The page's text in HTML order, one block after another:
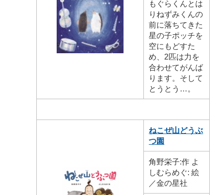
もぐらくんとは
りねずみくんの
前に落ちてきた
星の子ポッチを
空にもどすた
め、2匹は力を
合わせてがんば
ります。そして
とうとう…。
ねこぜ山どうぶ
つ園
角野栄子:作 よ
しむらめぐ: 絵
／金の星社